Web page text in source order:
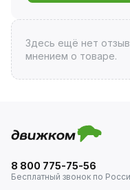
Здесь ещё нет
мнением о товаре.
8 800 775-75-56
Бесплатный звонок по